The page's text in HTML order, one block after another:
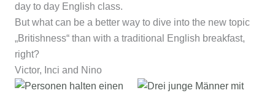
day to day English class.
But what can be a better way to dive into the new topic
„Britishness“ than with a traditional English breakfast,
right?
Victor, Inci and Nino